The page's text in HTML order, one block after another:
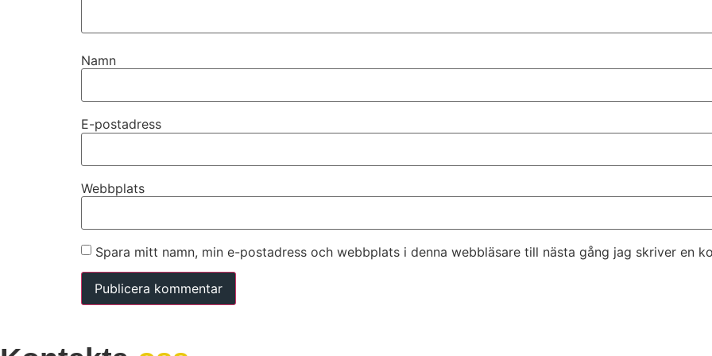
Namn
E-postadress
Webbplats
Spara mitt namn, min e-postadress och webbplats i denna webbläsare till nästa gång jag skriver en